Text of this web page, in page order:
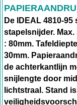
De IDEAL 4810-
stapelsnijder.
: 80mm.
30mm.
de achterkantlijn
snijlengte door
lichtstraal. Stand